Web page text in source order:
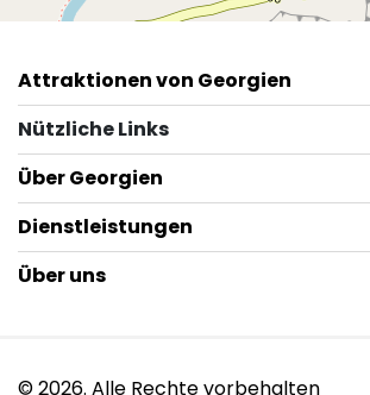
Attraktionen von Georgien
Nützliche Links
Über Georgien
Dienstleistungen
Über uns
© 2026. Alle Rechte vorbehalten